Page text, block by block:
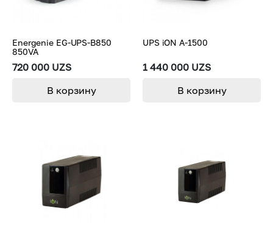
720 000 UZS
Energenie EG-UPS-B850
850VA
В корзину
1 440 000 UZS
UPS iON A-1500
В корзину